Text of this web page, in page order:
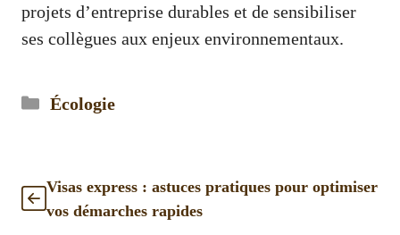
projets d’entreprise durables et de sensibiliser
ses collègues aux enjeux environnementaux.
Catégories
Écologie
Visas express : astuces pratiques pour optimiser
vos démarches rapides